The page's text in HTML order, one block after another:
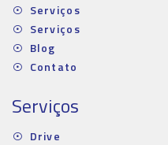
Serviços
Serviços
Blog
Contato
Serviços
Drive